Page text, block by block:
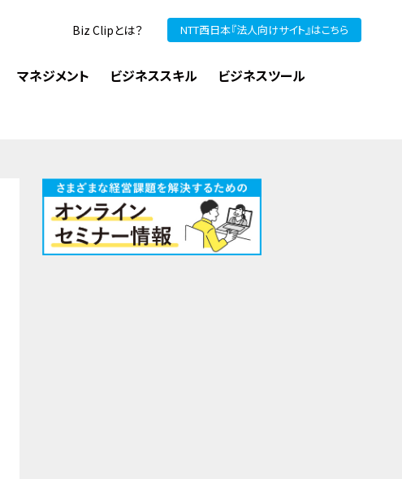
Biz Clipとは？ NTT西日本『法人向けサイト』はこちら
マネジメント ビジネススキル ビジネスツール